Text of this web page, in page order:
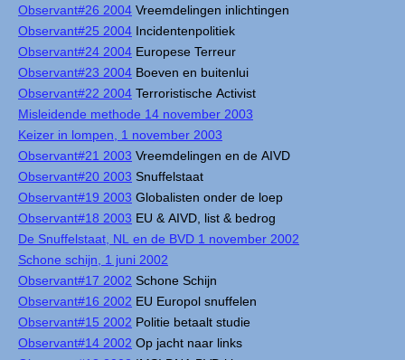
Observant#26 2004 Vreemdelingen inlichtingen
Observant#25 2004 Incidentenpolitiek
Observant#24 2004 Europese Terreur
Observant#23 2004 Boeven en buitenlui
Observant#22 2004 Terroristische Activist
Misleidende methode 14 november 2003
Keizer in lompen, 1 november 2003
Observant#21 2003 Vreemdelingen en de AIVD
Observant#20 2003 Snuffelstaat
Observant#19 2003 Globalisten onder de loep
Observant#18 2003 EU & AIVD, list & bedrog
De Snuffelstaat, NL en de BVD 1 november 2002
Schone schijn, 1 juni 2002
Observant#17 2002 Schone Schijn
Observant#16 2002 EU Europol snuffelen
Observant#15 2002 Politie betaalt studie
Observant#14 2002 Op jacht naar links